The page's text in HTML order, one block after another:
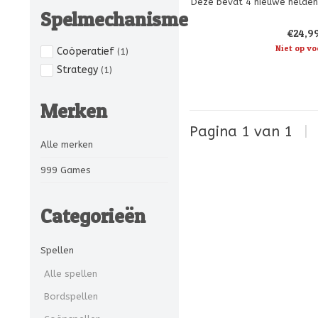
Spelmechanisme
Coöperatief (1)
Strategy (1)
Merken
Alle merken
999 Games
Categorieën
Spellen
Alle spellen
Bordspellen
Maar je kunt de nieuwe
minder
Niet op
Pagina 1 van 1